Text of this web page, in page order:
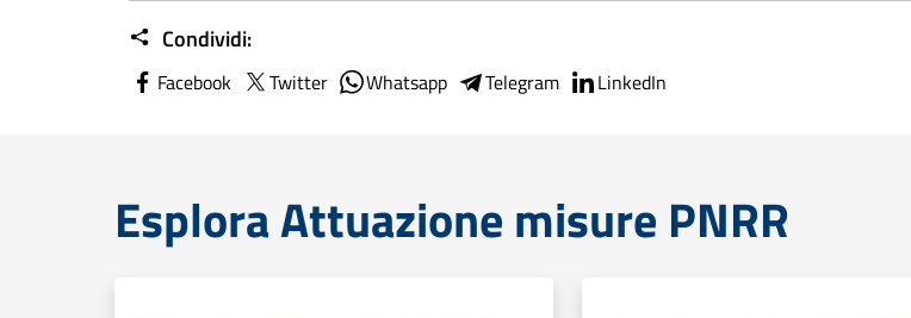
Condividi:
Facebook Twitter Whatsapp Telegram LinkedIn
Esplora Attuazione misure PNRR